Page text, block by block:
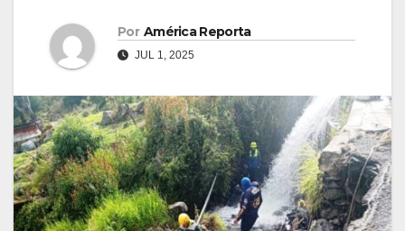
Por América Reporta
JUL 1, 2025